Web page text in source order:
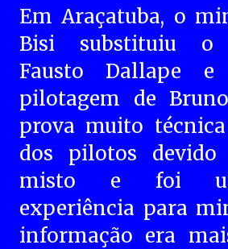
Em Araçatuba, o
Bisi substituiu o
Fausto Dallape
pilotagem de
prova muito
dos pilotos devido
misto e foi
experiência para
informação era